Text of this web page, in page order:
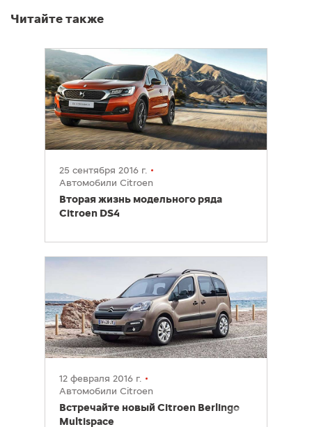
Читайте также
25 сентября 2016 г.
Автомобили Citroen
Вторая жизнь модельного ряда
Citroen DS4
12 февраля 2016 г.
Автомобили Citroen
Встречайте новый Citroen Berlingo
Multispace